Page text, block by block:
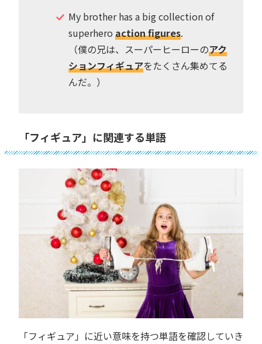
My brother has a big collection of
superhero action figures.
（僕の兄は、スーパーヒーローのアク
ションフィギュアをたくさん集めてる
んだ。）
「フィギュア」に関連する単語
「フィギュア」に近い意味を持つ単語を確認していき